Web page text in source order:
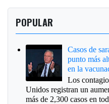
POPULAR
Casos de
punto más
en la
Los
Unidos registran un
más de 2,300 casos en